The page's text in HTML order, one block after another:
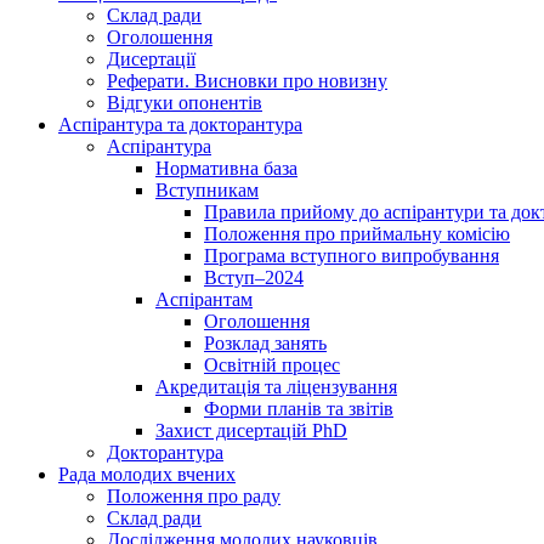
Склад ради
Оголошення
Дисертації
Реферати. Висновки про новизну
Відгуки опонентів
Аспірантура та докторантура
Аспірантура
Нормативна база
Вступникам
Правила прийому до аспірантури та
Положення про приймальну комісію
Програма вступного випробування
Вступ–2024
Аспірантам
Оголошення
Розклад занять
Освітній процес
Акредитація та ліцензування
Форми планів та звітів
Захист дисертацій PhD
Докторантура
Рада молодих вчених
Положення про раду
Склад ради
Дослідження молодих науковців